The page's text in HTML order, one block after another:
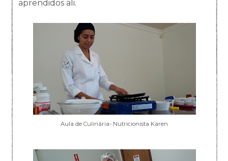
aprendidos ali.
Aula de Culinária- Nutricionista Karen